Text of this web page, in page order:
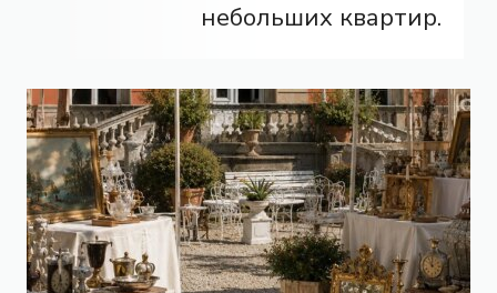
небольших квартир.